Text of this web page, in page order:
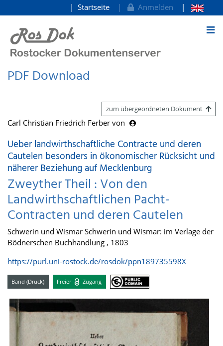
zum Inhalt
Startseite Anmelden
PDF Download
zum übergeordneten Dokument
Carl Christian Friedrich Ferber von
Ueber landwirthschaftliche Contracte und deren
Cautelen besonders in ökonomischer Rücksicht und
näherer Beziehung auf Mecklenburg
Zweyther Theil : Von den
Landwirthschaftlichen Pacht-
Contracten und deren Cautelen
Schwerin und Wismar Schwerin und Wismar: im Verlage der
Bödnerschen Buchhandlung , 1803
https://purl.uni-rostock.de/rosdok/ppn189735598X
Band (Druck) Freier Zugang